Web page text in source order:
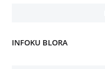
INFOKU BLORA